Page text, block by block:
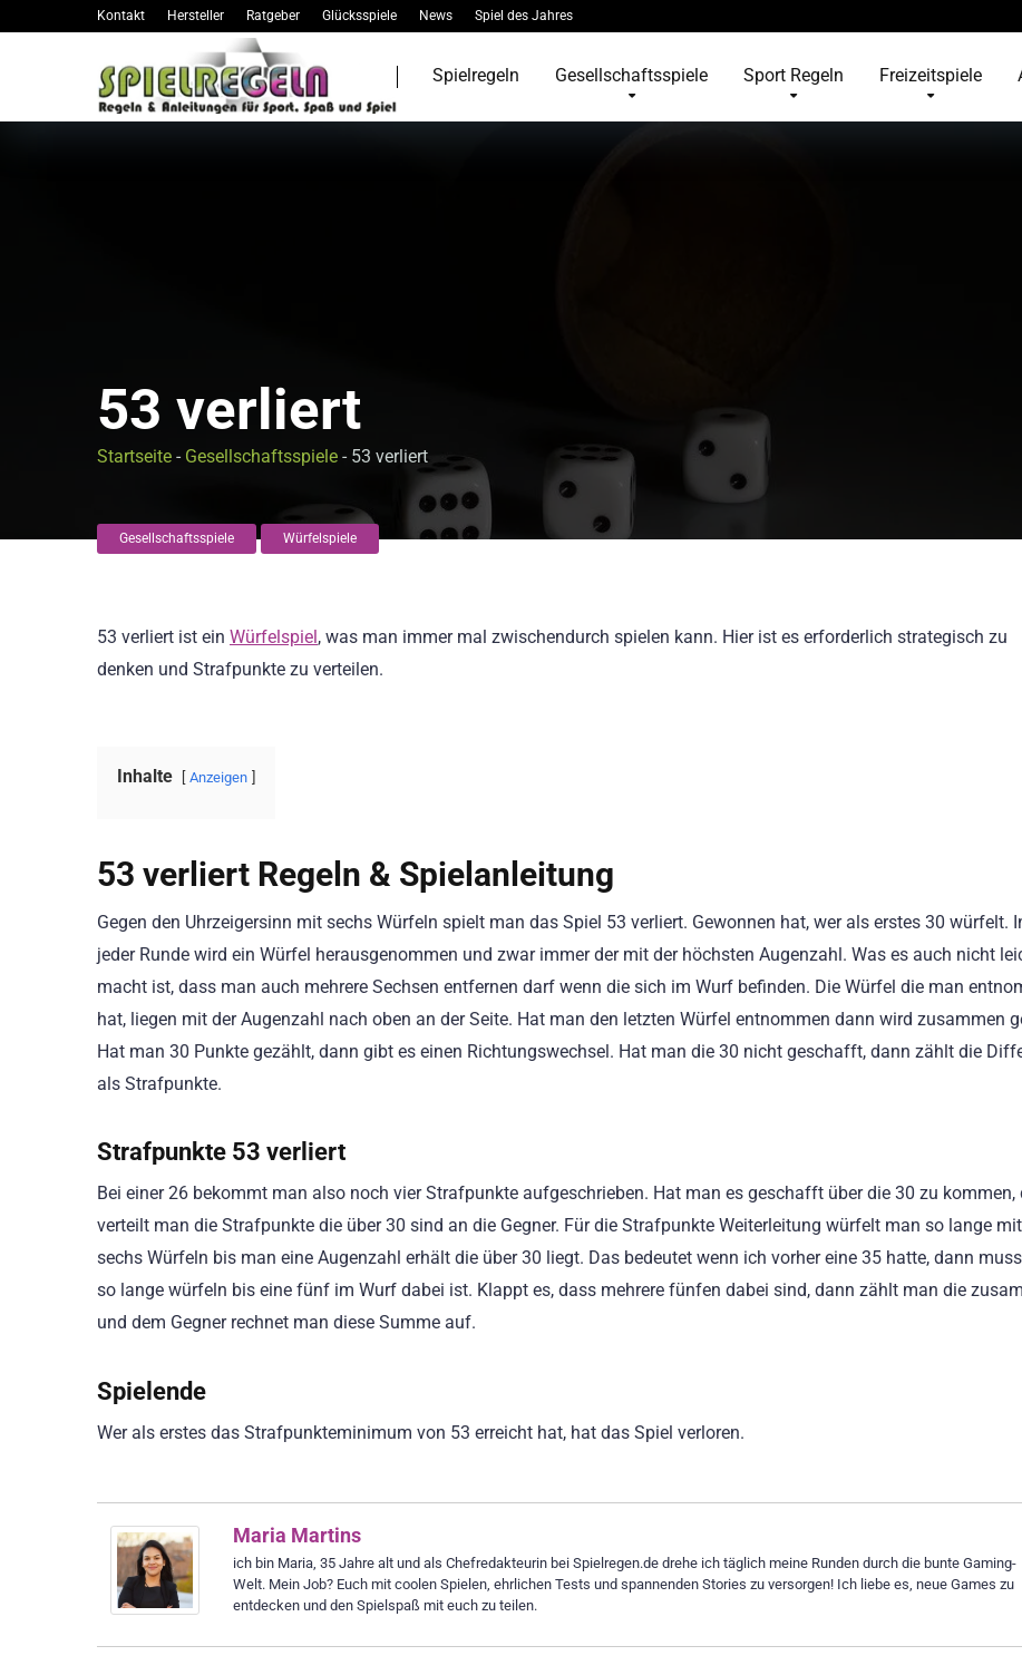
Kontakt Hersteller Ratgeber Glücksspiele News Spiel des Jahres
Spielregeln Gesellschaftsspiele Sport Regeln Freizeitspiele
53 verliert
Startseite - Gesellschaftsspiele - 53 verliert
Gesellschaftsspiele Würfelspiele
53 verliert ist ein Würfelspiel, was man immer mal zwischendurch spielen kann. Hier ist es erforderlich strategisch zu
denken und Strafpunkte zu verteilen.
Inhalte Anzeigen
53 verliert Regeln & Spielanleitung
Gegen den Uhrzeigersinn mit sechs Würfeln spielt man das Spiel 53 verliert. Gewonnen hat, wer als erstes 30 würfelt.
jeder Runde wird ein Würfel herausgenommen und zwar immer der mit der höchsten Augenzahl. Was es auch nicht
macht ist, dass man auch mehrere Sechsen entfernen darf wenn die sich im Wurf befinden. Die Würfel die man
hat, liegen mit der Augenzahl nach oben an der Seite. Hat man den letzten Würfel entnommen dann wird zusammen
Hat man 30 Punkte gezählt, dann gibt es einen Richtungswechsel. Hat man die 30 nicht geschafft, dann zählt die
als Strafpunkte.
Strafpunkte 53 verliert
Bei einer 26 bekommt man also noch vier Strafpunkte aufgeschrieben. Hat man es geschafft über die 30 zu kommen,
verteilt man die Strafpunkte die über 30 sind an die Gegner. Für die Strafpunkte Weiterleitung würfelt man so lange
sechs Würfeln bis man eine Augenzahl erhält die über 30 liegt. Das bedeutet wenn ich vorher eine 35 hatte, dann
so lange würfeln bis eine fünf im Wurf dabei ist. Klappt es, dass mehrere fünfen dabei sind, dann zählt man die
und dem Gegner rechnet man diese Summe auf.
Spielende
Wer als erstes das Strafpunkteminimum von 53 erreicht hat, hat das Spiel verloren.
Maria Martins
ich bin Maria, 35 Jahre alt und als Chefredakteurin bei Spielregen.de drehe ich täglich meine Runden durch die bunte Gaming-
Welt. Mein Job? Euch mit coolen Spielen, ehrlichen Tests und spannenden Stories zu versorgen! Ich liebe es, neue Games zu
entdecken und den Spielspaß mit euch zu teilen.